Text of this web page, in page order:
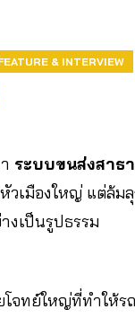
& INTERVIEW
ระบบขนส่งสาธ
วเมืองใหญ่ แต่ล้
งเป็นรูปธรรม
จทย์ใหญ่ที่ทำให้ร